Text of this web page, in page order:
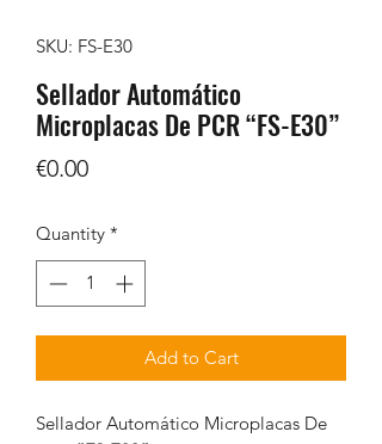
SKU: FS-E30
Sellador Automático
Microplacas De PCR “FS-E30”
€0.00Price
Quantity *
Add to Cart
Sellador Automático Microplacas De